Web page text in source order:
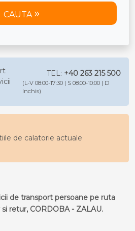
CAUTA
TEL: +40 263 215 500
(L-V 08:00-17:30 | S 08:00-10:00 | D
Inchis)
de calatorie actuale
de transport persoane pe ruta
retur, CORDOBA - ZALAU.